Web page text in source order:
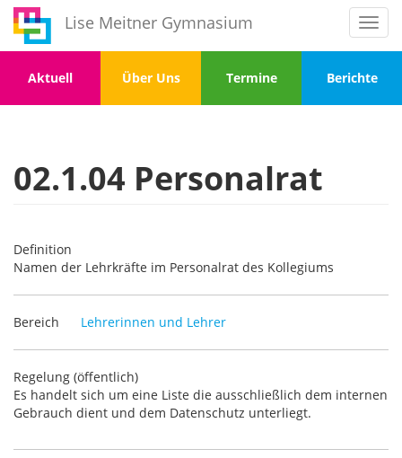
Direkt
zum
Inhalt
Lise Meitner Gymnasium
Menu
1
Aktuell
Menu
2
Über Uns
Menu
3
Termine
Menu
4
Berichte
02.1.04 Personalrat
Definition
Namen der Lehrkräfte im Personalrat des Kollegiums
Bereich Lehrerinnen und Lehrer
Regelung (öffentlich)
Es handelt sich um eine Liste die ausschließlich dem internen
Gebrauch dient und dem Datenschutz unterliegt.